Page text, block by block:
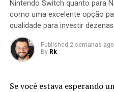
Nintendo Switch quanto para
como uma excelente opção
qualidade para investir
Published 2 semanas ago
By Rk
Se você estava esperando